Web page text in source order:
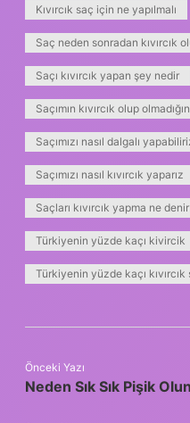
Kıvırcık saç için ne yapılmalı
Saç neden sonradan kıvırcık
Saçı kıvırcık yapan şey nedir
Saçımın kıvırcık olup
Saçımızı nasıl dalgalı
Saçımızı nasıl kıvırcık yaparız
Saçları kıvırcık yapma ne denir
Türkiyenin yüzde kaçı kivircik
Türkiyenin yüzde kaçı kıvırcık
Önceki Yazı
Neden Sık Sık Pişik